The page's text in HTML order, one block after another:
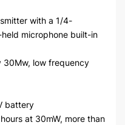
with a 1/4-
microphone built-in
30Mw, low frequency
battery
at 30mW, more than